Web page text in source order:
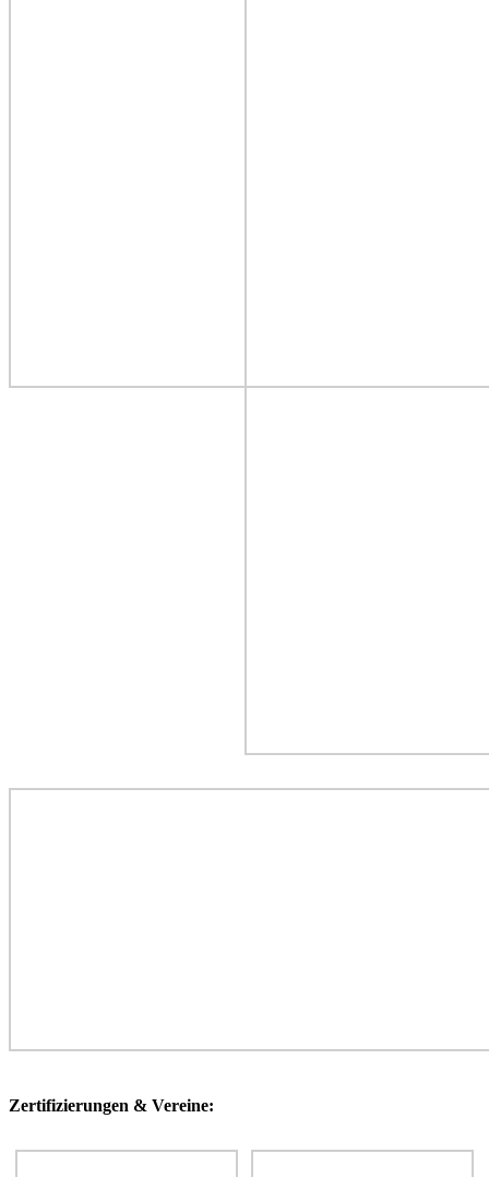
Zertifizierungen & Vereine: